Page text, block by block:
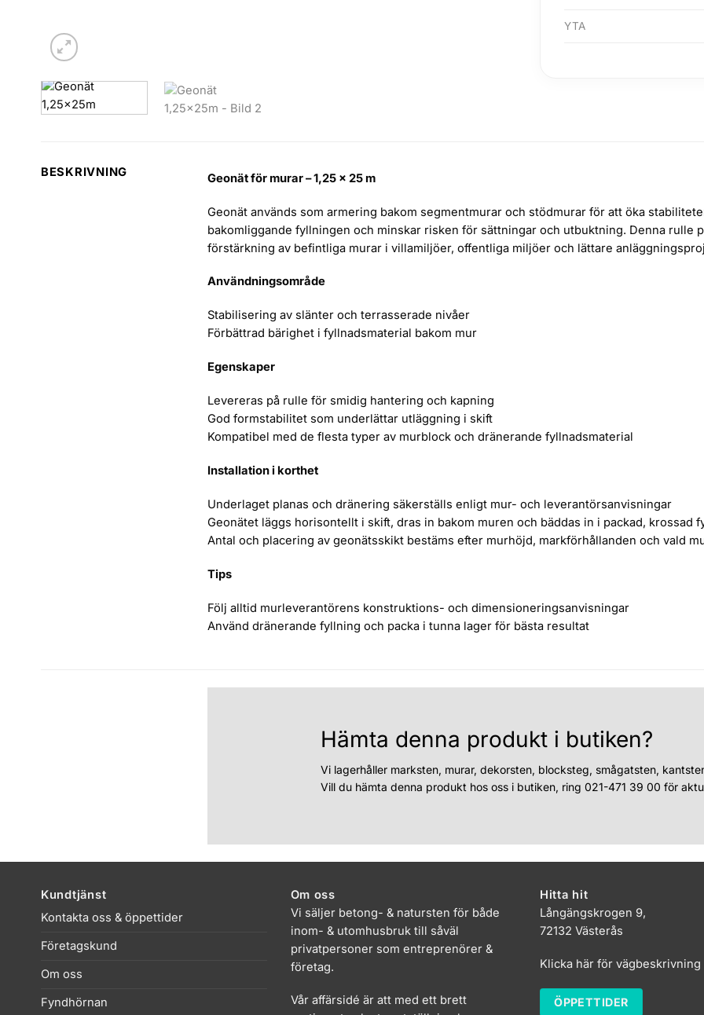
YTA
BESKRIVNING Geonät för murar – 1,25 × 25 m
Geonät används som armering bakom segmentmurar och stödmurar för att öka
bakomliggande fyllningen och minskar risken för sättningar och utbuktning. Denna rulle
förstärkning av befintliga murar i villamiljöer, offentliga miljöer och lättare
Användningsområde
Stabilisering av slänter och terrasserade nivåer
Förbättrad bärighet i fyllnadsmaterial bakom mur
Egenskaper
Levereras på rulle för smidig hantering och kapning
God formstabilitet som underlättar utläggning i skift
Kompatibel med de flesta typer av murblock och dränerande fyllnadsmaterial
Installation i korthet
Underlaget planas och dränering säkerställs enligt mur- och leverantörsanvisningar
Geonätet läggs horisontellt i skift, dras in bakom muren och bäddas in i packad, krossad
Antal och placering av geonätsskikt bestäms efter murhöjd, markförhållanden och vald
Tips
Följ alltid murleverantörens konstruktions- och dimensioneringsanvisningar
Använd dränerande fyllning och packa i tunna lager för bästa resultat
Hämta denna produkt i butiken?
Vi lagerhåller marksten, murar, dekorsten, blocksteg, smågatsten,
Vill du hämta denna produkt hos oss i butiken, ring 021-471 39 00 för
Kundtjänst
Kontakta oss & öppettider
Företagskund
Om oss
Fyndhörnan
Om oss
Vi säljer betong- & natursten för både
inom- & utomhusbruk till såväl
privatpersoner som entreprenörer &
företag.
Vår affärsidé är att med ett brett
Hitta hit
Långängskrogen 9,
72132 Västerås
Klicka här för vägbeskrivning
ÖPPETTIDER